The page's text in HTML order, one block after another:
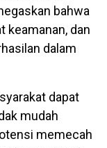
bahwa
keamanan, dan
dalam
dapat
mudah
memecah